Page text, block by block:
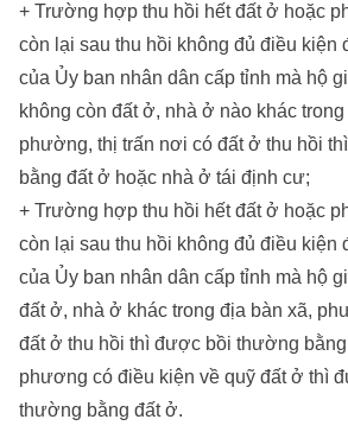
+ Trường hợp thu hồi hết đất ở hoặc
còn lại sau thu hồi không đủ điều kiện
của Ủy ban nhân dân cấp tỉnh mà hộ
không còn đất ở, nhà ở nào khác
phường, thị trấn nơi có đất ở thu hồi
bằng đất ở hoặc nhà ở tái định cư;
+ Trường hợp thu hồi hết đất ở hoặc
còn lại sau thu hồi không đủ điều kiện
của Ủy ban nhân dân cấp tỉnh mà hộ
đất ở, nhà ở khác trong địa bàn xã,
đất ở thu hồi thì được bồi thường
phương có điều kiện về quỹ đất ở thì
thường bằng đất ở.